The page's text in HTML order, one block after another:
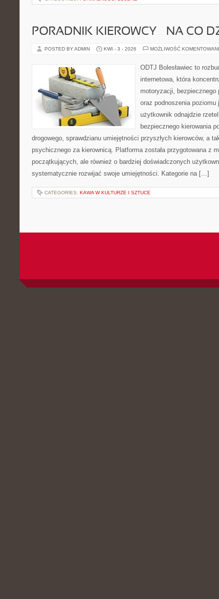
PORADNIK KIEROWCY – NA CO
POSTED BY ADMIN KWI - 3 - 2026 MOŻLIWOŚĆ
ODTJ Bolesławiec to
internetowa, która
motoryzacji, bezpiecznego
oraz podnoszenia
użytkownik odnajdzie
bezpiecznego kierowania
drogowego, sprawdzianu umiejętności przyszłych kierowców, a
psychicznego za kierownicą. Platforma została przygotowana z
początkujących, ale również o bardziej doświadczonych
systematycznie rozwijać swoje umiejętności. Kategorie na […]
CATEGORIES: KAWA W KULTURZE I SZTUCE